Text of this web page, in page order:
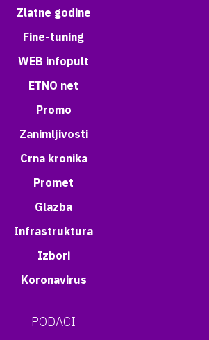
Zlatne godine
Fine-tuning
WEB infopult
ETNO net
Promo
Zanimljivosti
Crna kronika
Promet
Glazba
Infrastruktura
Izbori
Koronavirus
PODACI